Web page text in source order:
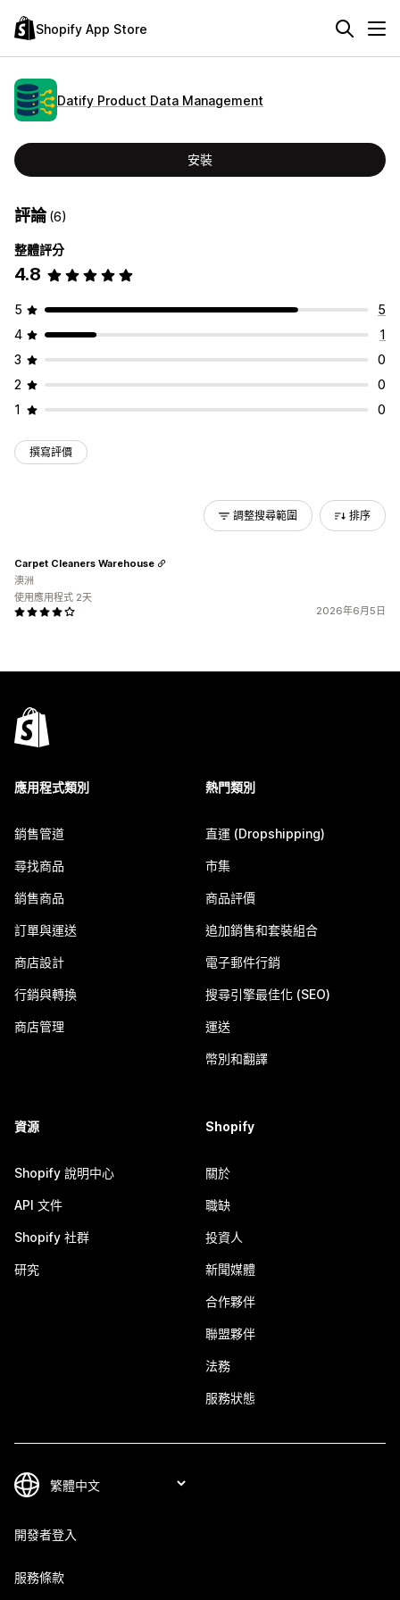
Shopify App Store
Datify Product Data Management
安裝
評論(6)
整體評分
4.8
5
5
4
1
3
0
2
0
1
0
撰寫評價
調整搜尋範圍 排序
2026年6月5日
Carpet Cleaners Warehouse
澳洲
使用應用程式 2天
應用程式類別
銷售管道
尋找商品
銷售商品
訂單與運送
商店設計
行銷與轉換
商店管理
熱門類別
直運 (Dropshipping)
市集
商品評價
追加銷售和套裝組合
電子郵件行銷
搜尋引擎最佳化 (SEO)
運送
幣別和翻譯
資源
Shopify 說明中心
API 文件
Shopify 社群
研究
Shopify
關於
職缺
投資人
新聞媒體
合作夥伴
聯盟夥伴
法務
服務狀態
開發者登入
服務條款